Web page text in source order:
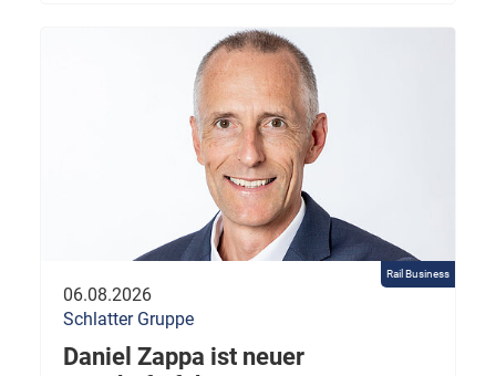
Rail Business
06.08.2026
Schlatter Gruppe
Daniel Zappa ist neuer